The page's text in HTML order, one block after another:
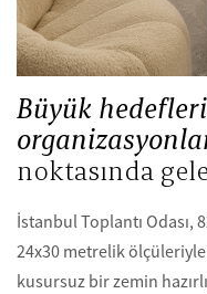
Büyük
noktasında
İstanbul Toplantı Odası,
24x30 metrelik
kusursuz bir zemin